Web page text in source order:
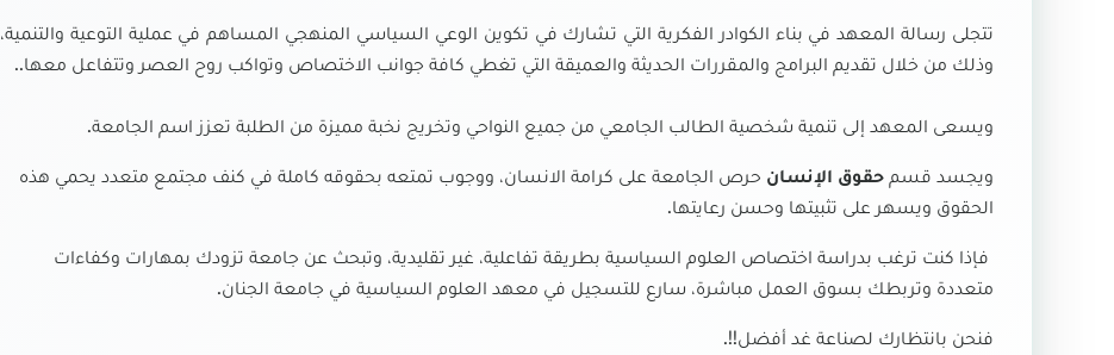
تتجلى رسالة المعهد في بناء الكوادر الفكرية التي تشارك في تكوين الوعي السياسي المنهجي المساهم في عملية التوعية والتنمية،
وذلك من خلال تقديم البرامج والمقررات الحديثة والعميقة التي تغطي كافة جوانب الاختصاص وتواكب روح العصر وتتفاعل معها..
ويسعى المعهد إلى تنمية شخصية الطالب الجامعي من جميع النواحي وتخريج نخبة مميزة من الطلبة تعزز اسم الجامعة.
ويجسد قسم حقوق الإنسان حرص الجامعة على كرامة الانسان، ووجوب تمتعه بحقوقه كاملة في كنف مجتمع متعدد يحمي هذه
الحقوق ويسهر على تثبيتها وحسن رعايتها.
فإذا كنت ترغب بدراسة اختصاص العلوم السياسية بطريقة تفاعلية، غير تقليدية، وتبحث عن جامعة تزودك بمهارات وكفاءات
متعددة وتربطك بسوق العمل مباشرة، سارع للتسجيل في معهد العلوم السياسية في جامعة الجنان.
فنحن بانتظارك لصناعة غد أفضل!!.